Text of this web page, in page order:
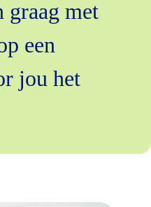
graag met
een
jou het